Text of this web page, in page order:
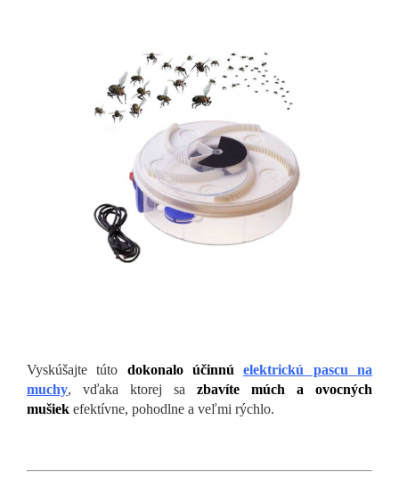
Vyskúšajte túto dokonalo účinnú
elektrickú pascu na
muchy, vďaka ktorej sa zbavíte múch a ovocných
mušiek efektívne, pohodlne a veľmi rýchlo.